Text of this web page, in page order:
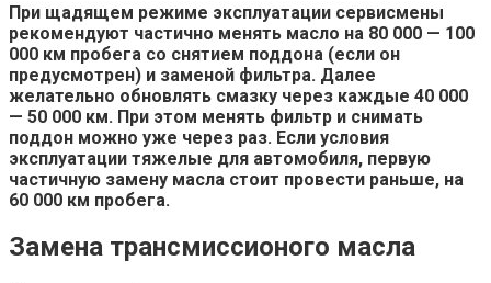
При щадящем режиме эксплуатации сервисмены
рекомендуют частично менять масло на 80 000 — 100
000 км пробега со снятием поддона (если он
предусмотрен) и заменой фильтра. Далее
желательно обновлять смазку через каждые 40 000
— 50 000 км. При этом менять фильтр и снимать
поддон можно уже через раз. Если условия
эксплуатации тяжелые для автомобиля, первую
частичную замену масла стоит провести раньше, на
60 000 км пробега.
Замена трансмиссионого масла